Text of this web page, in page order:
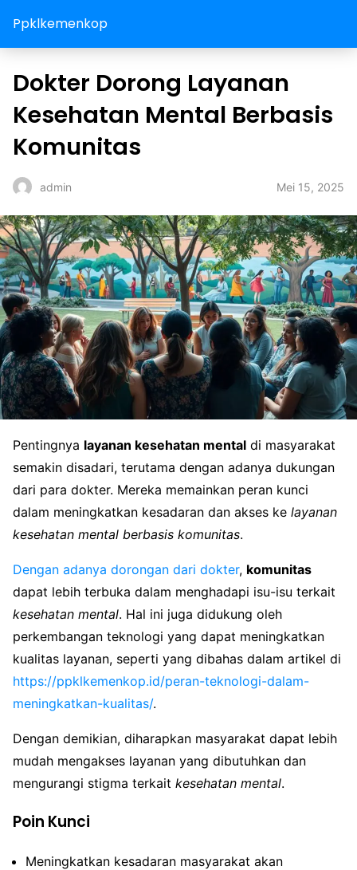
Ppklkemenkop
Dokter Dorong Layanan
Kesehatan Mental Berbasis
Komunitas
admin Mei 15, 2025
Pentingnya layanan kesehatan mental di masyarakat
semakin disadari, terutama dengan adanya dukungan
dari para dokter. Mereka memainkan peran kunci
dalam meningkatkan kesadaran dan akses ke layanan
kesehatan mental berbasis komunitas.
Dengan adanya dorongan dari dokter, komunitas
dapat lebih terbuka dalam menghadapi isu-isu terkait
kesehatan mental. Hal ini juga didukung oleh
perkembangan teknologi yang dapat meningkatkan
kualitas layanan, seperti yang dibahas dalam artikel di
https://ppklkemenkop.id/peran-teknologi-dalam-
meningkatkan-kualitas/.
Dengan demikian, diharapkan masyarakat dapat lebih
mudah mengakses layanan yang dibutuhkan dan
mengurangi stigma terkait kesehatan mental.
Poin Kunci
Meningkatkan kesadaran masyarakat akan